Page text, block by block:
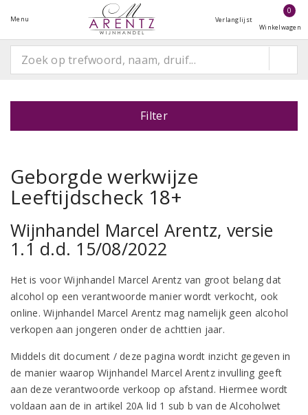
Menu Verlanglijst
0
Winkelwagen
Filter
Geborgde werkwijze
Leeftijdscheck 18+
Wijnhandel Marcel Arentz, versie
1.1 d.d. 15/08/2022
Het is voor Wijnhandel Marcel Arentz van groot belang dat
alcohol op een verantwoorde manier wordt verkocht, ook
online. Wijnhandel Marcel Arentz mag namelijk geen alcohol
verkopen aan jongeren onder de achttien jaar.
Middels dit document / deze pagina wordt inzicht gegeven in
de manier waarop Wijnhandel Marcel Arentz invulling geeft
aan deze verantwoorde verkoop op afstand. Hiermee wordt
voldaan aan de in artikel 20A lid 1 sub b van de Alcoholwet